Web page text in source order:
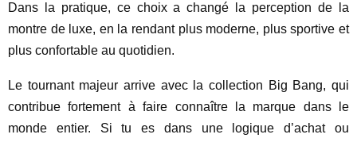
Dans la pratique, ce choix a changé la perception de la
montre de luxe, en la rendant plus moderne, plus sportive et
plus confortable au quotidien.
Le tournant majeur arrive avec la collection Big Bang, qui
contribue fortement à faire connaître la marque dans le
monde entier. Si tu es dans une logique d’achat ou